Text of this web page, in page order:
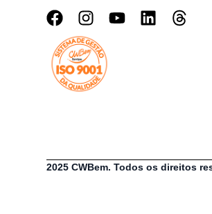
2025 CWBem. Todos os direitos